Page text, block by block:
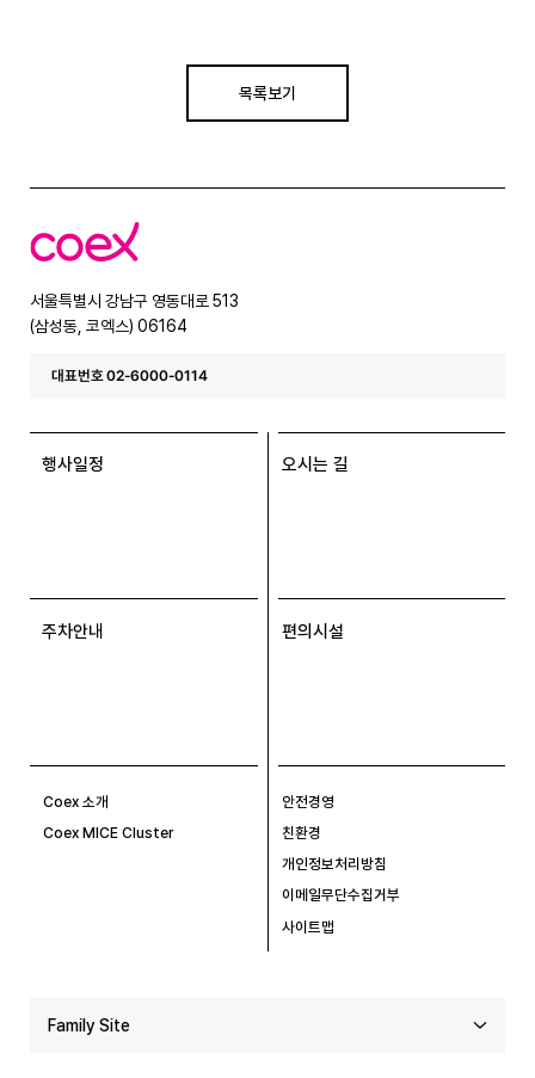
목록보기
코
엑
서울특별시 강남구 영동대로 513
(삼성동, 코엑스) 06164
대표번호 02-6000-0114
행사일정 오시는 길
주차안내 편의시설
Coex 소개
Coex MICE Cluster
안전경영
친환경
개인정보처리방침
이메일무단수집거부
사이트맵
Family Site